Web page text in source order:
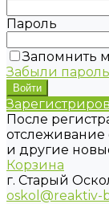
Пароль
Запомнить
Забыли
После
отслеживание
и другие
Корзина
г. Старый
oskol@reaktiv-